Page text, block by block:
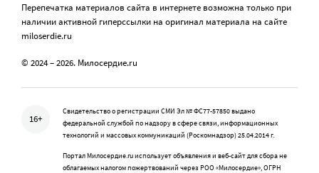
Перепечатка материалов сайта в интернете возможна только при
наличии активной гиперссылки на оригинал материала на сайте
miloserdie.ru
© 2024 – 2026. Милосердие.ru
16+
Свидетельство о регистрации СМИ Эл № ФС77-57850 выдано
федеральной службой по надзору в сфере связи, информационных
технологий и массовых коммуникаций (Роскомнадзор) 25.04.2014 г.
Портал Милосердие.ru использует объявления и веб-сайт для сбора не
облагаемых налогом пожертвований через РОО «Милосердие», ОГРН